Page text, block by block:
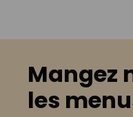
Mangez
les